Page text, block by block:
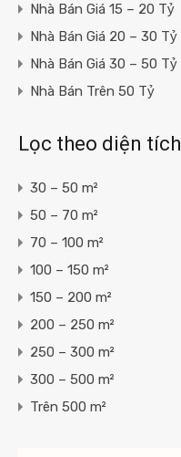
Nhà Bán Giá 15 – 20 Tỷ
Nhà Bán Giá 20 – 30 Tỷ
Nhà Bán Giá 30 – 50 Tỷ
Nhà Bán Trên 50 Tỷ
Lọc theo diện tích
30 – 50 m²
50 – 70 m²
70 – 100 m²
100 – 150 m²
150 – 200 m²
200 – 250 m²
250 – 300 m²
300 – 500 m²
Trên 500 m²